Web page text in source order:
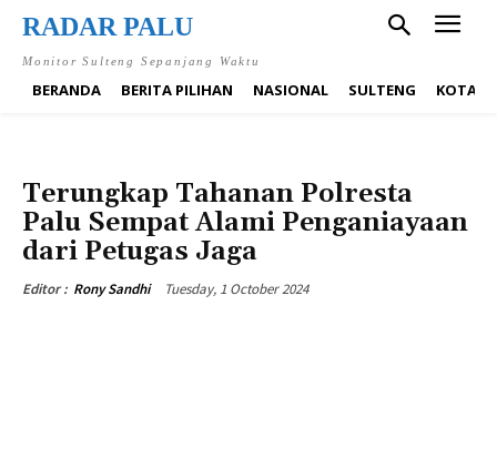
RADAR PALU
Monitor Sulteng Sepanjang Waktu
BERANDA BERITA PILIHAN NASIONAL SULTENG KOTA
Terungkap Tahanan Polresta
Palu Sempat Alami Penganiayaan
dari Petugas Jaga
Editor : Rony Sandhi Tuesday, 1 October 2024